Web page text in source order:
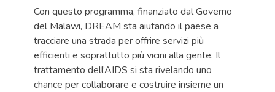
Con questo programma, finanziato dal Governo
del Malawi, DREAM sta aiutando il paese a
tracciare una strada per offrire servizi più
efficienti e soprattutto più vicini alla gente. Il
trattamento dell’AIDS si sta rivelando uno
chance per collaborare e costruire insieme un